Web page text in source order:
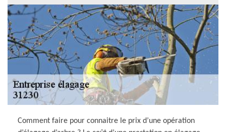
Comment faire pour connaitre le prix d’une opération